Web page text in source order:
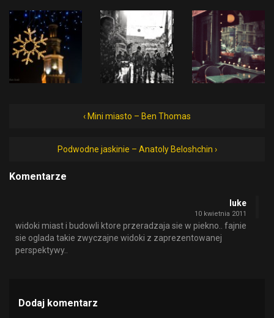
‹ Mini miasto – Ben Thomas
Podwodne jaskinie – Anatoly Beloshchin ›
Komentarze
luke
10 kwietnia 2011
widoki miast i budowli ktore przeradzaja sie w piekno.. fajnie
sie oglada takie zwyczajne widoki z zaprezentowanej
perspektywy..
Dodaj komentarz